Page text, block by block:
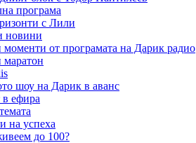
програма
с Лили
новини
моменти от програмата на Дарик радио
маратон
шоу на Дарик в аванс
ефира
на успеха
до 100?